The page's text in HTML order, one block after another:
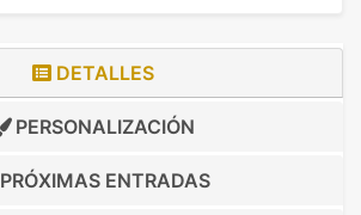
DETALLES
PERSONALIZACIÓN
PRÓXIMAS ENTRADAS